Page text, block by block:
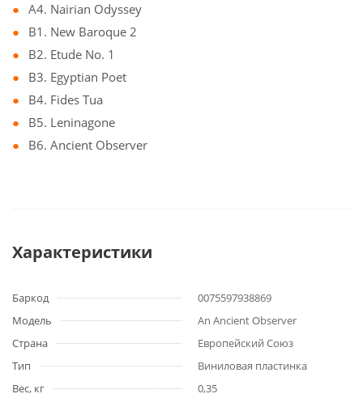
A4. Nairian Odyssey
B1. New Baroque 2
B2. Etude No. 1
B3. Egyptian Poet
B4. Fides Tua
B5. Leninagone
B6. Ancient Observer
Характеристики
Баркод
0075597938869
Модель
An Ancient Observer
Страна
Европейский Союз
Тип
Виниловая пластинка
Вес, кг
0,35